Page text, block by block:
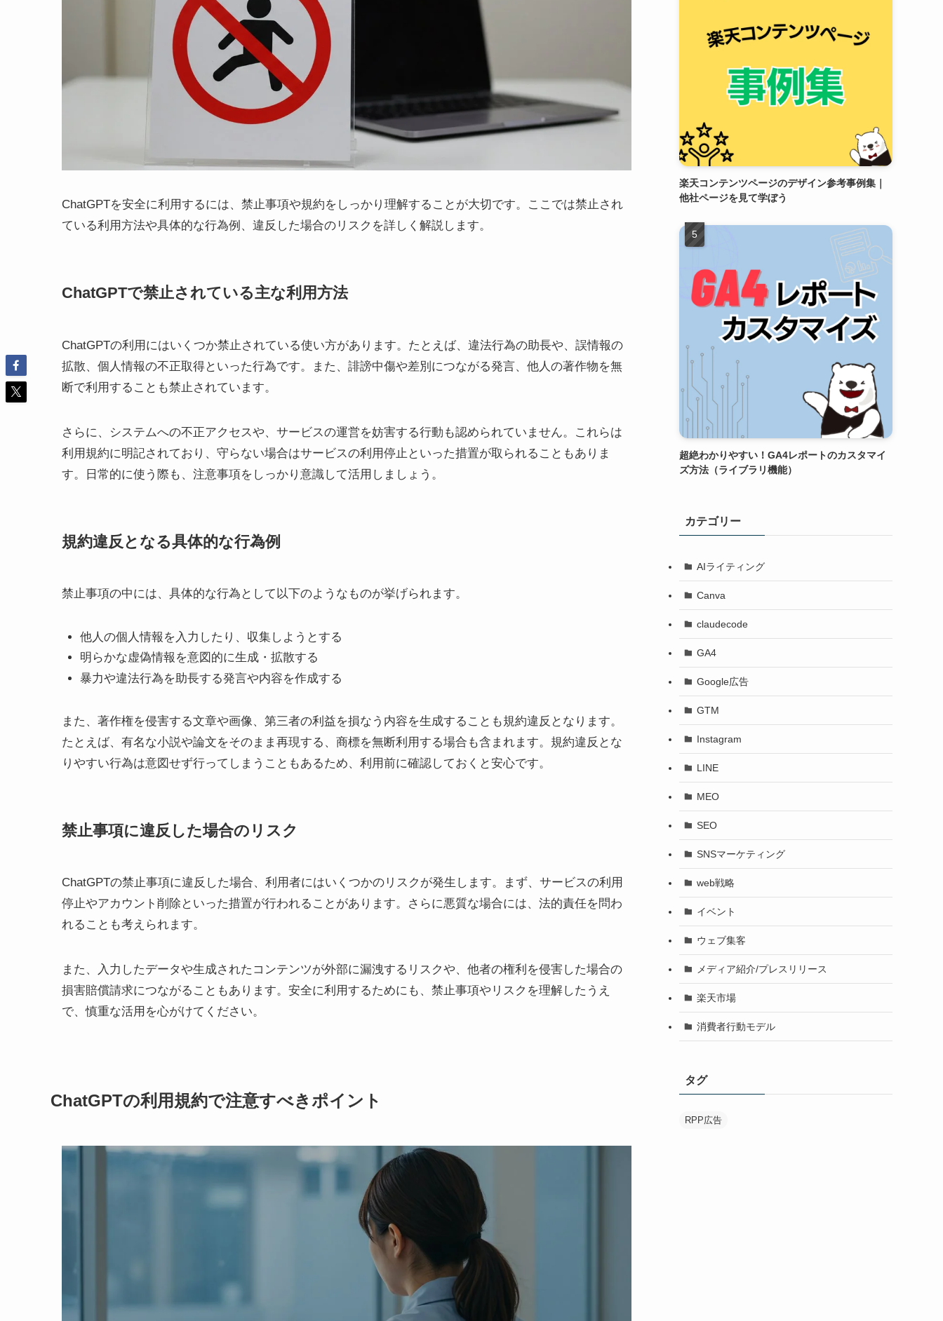
ChatGPTを安全に利用するには、禁止事項や規約をしっかり理解することが大切です。ここでは禁止され
ている利用方法や具体的な行為例、違反した場合のリスクを詳しく解説します。
ChatGPTで禁止されている主な利用方法
ChatGPTの利用にはいくつか禁止されている使い方があります。たとえば、違法行為の助長や、誤情報の
拡散、個人情報の不正取得といった行為です。また、誹謗中傷や差別につながる発言、他人の著作物を無
断で利用することも禁止されています。
さらに、システムへの不正アクセスや、サービスの運営を妨害する行動も認められていません。これらは
利用規約に明記されており、守らない場合はサービスの利用停止といった措置が取られることもありま
す。日常的に使う際も、注意事項をしっかり意識して活用しましょう。
規約違反となる具体的な行為例
禁止事項の中には、具体的な行為として以下のようなものが挙げられます。
他人の個人情報を入力したり、収集しようとする
明らかな虚偽情報を意図的に生成・拡散する
暴力や違法行為を助長する発言や内容を作成する
また、著作権を侵害する文章や画像、第三者の利益を損なう内容を生成することも規約違反となります。
たとえば、有名な小説や論文をそのまま再現する、商標を無断利用する場合も含まれます。規約違反とな
りやすい行為は意図せず行ってしまうこともあるため、利用前に確認しておくと安心です。
禁止事項に違反した場合のリスク
ChatGPTの禁止事項に違反した場合、利用者にはいくつかのリスクが発生します。まず、サービスの利用
停止やアカウント削除といった措置が行われることがあります。さらに悪質な場合には、法的責任を問わ
れることも考えられます。
また、入力したデータや生成されたコンテンツが外部に漏洩するリスクや、他者の権利を侵害した場合の
損害賠償請求につながることもあります。安全に利用するためにも、禁止事項やリスクを理解したうえ
で、慎重な活用を心がけてください。
ChatGPTの利用規約で注意すべきポイント
楽天コンテンツページのデザイン参考事例集｜
他社ページを見て学ぼう
超絶わかりやすい！GA4レポートのカスタマイ
ズ方法（ライブラリ機能）
カテゴリー
AIライティング
Canva
claudecode
GA4
Google広告
GTM
Instagram
LINE
MEO
SEO
SNSマーケティング
web戦略
イベント
ウェブ集客
メディア紹介/プレスリリース
楽天市場
消費者行動モデル
タグ
RPP広告